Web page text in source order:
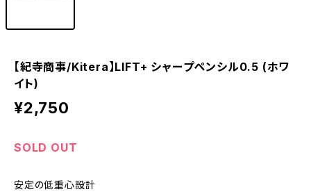
【紀寺商事/Kitera】LIFT+ シャープペンシル0.5 (ホワ
イト)
¥2,750
SOLD OUT
安定の低重心設計